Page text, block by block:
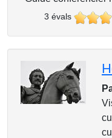
3 évals